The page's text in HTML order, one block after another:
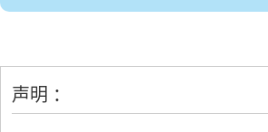
声明 ：